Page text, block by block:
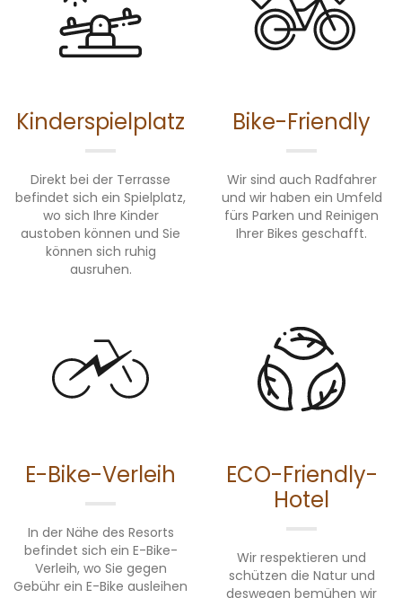
Kinderspielplatz
Direkt bei der Terrasse
befindet sich ein Spielplatz,
wo sich Ihre Kinder
austoben können und Sie
können sich ruhig
ausruhen.
Bike-Friendly
Wir sind auch Radfahrer
und wir haben ein Umfeld
fürs Parken und Reinigen
Ihrer Bikes geschafft.
E-Bike-Verleih
In der Nähe des Resorts
befindet sich ein E-Bike-
Verleih, wo Sie gegen
Gebühr ein E-Bike ausleihen
ECO-Friendly-
Hotel
Wir respektieren und
schützen die Natur und
deswegen bemühen wir